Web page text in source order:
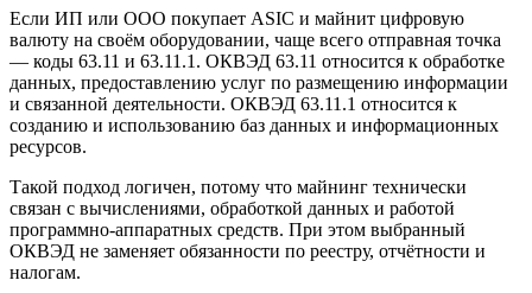
Если ИП или ООО покупает ASIC и майнит цифровую
валюту на своём оборудовании, чаще всего отправная точка
— коды 63.11 и 63.11.1. ОКВЭД 63.11 относится к обработке
данных, предоставлению услуг по размещению информации
и связанной деятельности. ОКВЭД 63.11.1 относится к
созданию и использованию баз данных и информационных
ресурсов.
Такой подход логичен, потому что майнинг технически
связан с вычислениями, обработкой данных и работой
программно-аппаратных средств. При этом выбранный
ОКВЭД не заменяет обязанности по реестру, отчётности и
налогам.